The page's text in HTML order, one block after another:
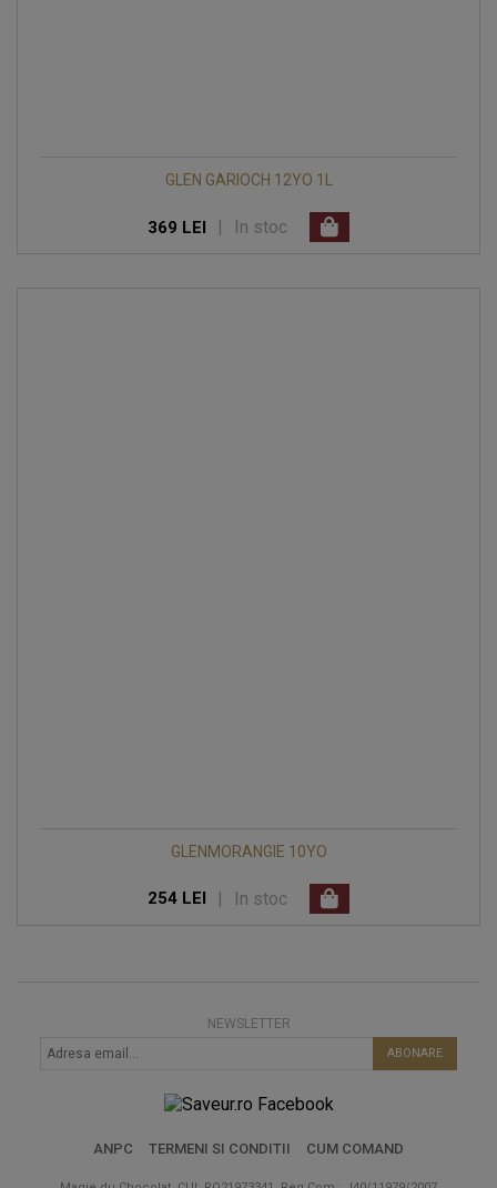
GLEN GARIOCH 12YO 1L
369 LEI In stoc
GLENMORANGIE 10YO
254 LEI | In stoc
NEWSLETTER
ABONARE
ANPC TERMENI SI CONDITII CUM COMAND